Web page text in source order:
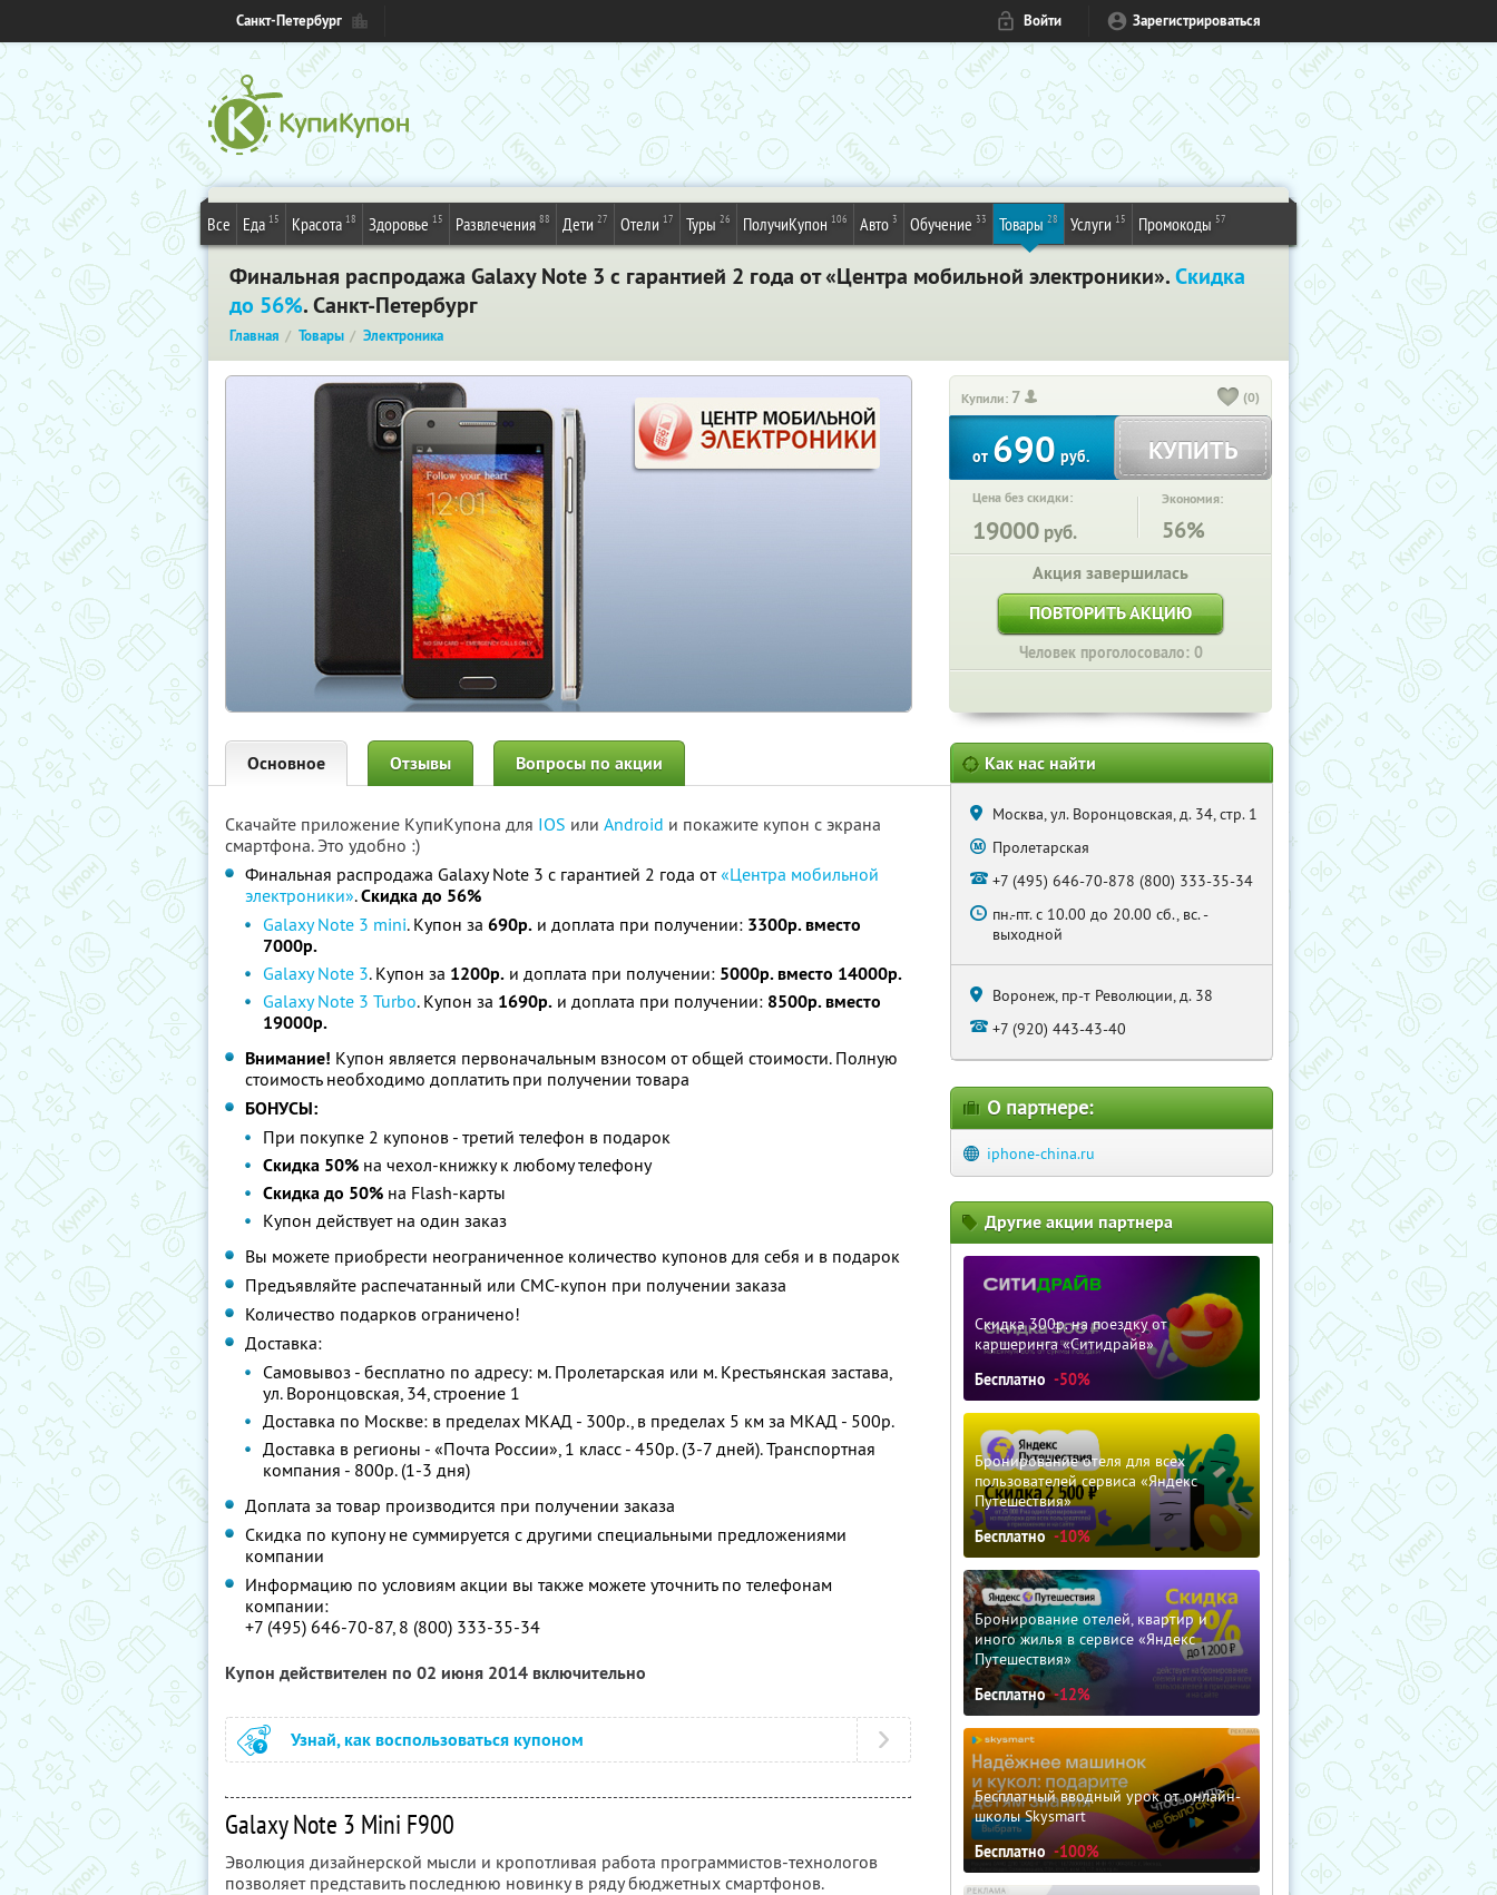
Санкт-Петербург Войти Зарегистрироваться
Все Еда 15 Красота 18 Здоровье 15 Развлечения 88 Дети 27 Отели 17 Туры 26 ПолучиКупон 106 Авто 3 Обучение 33 Товары 28 Услуги 15 Промокоды 57
Финальная распродажа Galaxy Note 3 c гарантией 2 года от «Центрa мобильной электроники».Скидка
до 56%. Санкт-Петербург
Главная Товары Электроника
Купили: 7 (0)
от690руб. КУПИТЬ
Цена без скидки:
19000 руб.
Экономия:
56%
Акция завершилась
ПОВТОРИТЬ АКЦИЮ
Человек проголосовало: 0
Основное Отзывы Вопросы по акции
Скачайте приложение КупиКупона для IOS или Android и покажите купон с экрана
смартфона. Это удобно :)
Финальная распродажа Galaxy Note 3 c гарантией 2 года от«Центрa мобильной
электроники».Скидка до 56%
Galaxy Note 3 mini. Купон за 690р. и доплата при получении: 3300р. вместо
7000р.
Galaxy Note 3. Купон за 1200р. и доплата при получении: 5000р. вместо 14000р.
Galaxy Note 3 Turbo. Купон за 1690р. и доплата при получении: 8500р. вместо
19000р.
Внимание! Купон является первоначальным взносом от общей стоимости. Полную
стоимость необходимо доплатить при получении товара
БОНУСЫ:
При покупке 2 купонов - третий телефон в подарок
Скидка 50% на чехол-книжку к любому телефону
Скидка до 50% на Flash-карты
Купон действует на один заказ
Вы можете приобрести неограниченное количество купонов для себя и в подарок
Предъявляйте распечатанный или СМС-купон при получении заказа
Количество подарков ограничено!
Доставка:
Самовывоз - бесплатно по адресу: м. Пролетарская или м. Крестьянская застава,
ул. Воронцовская, 34, строение 1
Доставка по Москве: в пределах МКАД - 300р., в пределах 5 км за МКАД - 500р.
Доставка в регионы - «Почта России», 1 класс - 450р. (3-7 дней). Транспортная
компания - 800р. (1-3 дня)
Доплата за товар производится при получении заказа
Скидка по купону не суммируется с другими специальными предложениями
компании
Информацию по условиям акции вы также можете уточнить по телефонам
компании:
+7 (495) 646-70-87, 8 (800) 333-35-34
Купон действителен по 02 июня 2014 включительно
Узнай, как воспользоваться купоном
Galaxy Note 3 Mini F900
Эволюция дизайнерской мысли и кропотливая работа программистов-технологов
позволяет представить последнюю новинку в ряду бюджетных смартфонов.
Как нас найти
Москва, ул. Воронцовская, д. 34, стр. 1
Пролетарская
+7 (495) 646-70-878 (800) 333-35-34
пн.-пт. с 10.00 до 20.00 сб., вс. -
выходной
Воронеж, пр-т Революции, д. 38
+7 (920) 443-43-40
О партнере:
iphone-china.ru
Другие акции партнера
Скидка 300р. на поездку от
каршеринга «Ситидрайв»
Бесплатно -50%
Бронирование отеля для всех
пользователей сервиса «Яндекс
Путешествия»
Бесплатно -10%
Бронирование отелей, квартир и
иного жилья в сервисе «Яндекс
Путешествия»
Бесплатно -12%
Бесплатный вводный урок от онлайн-
школы Skysmart
Бесплатно -100%